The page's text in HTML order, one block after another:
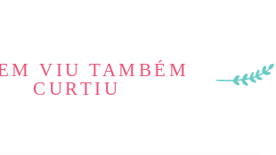
VIU TAMBÉM
CURTIU